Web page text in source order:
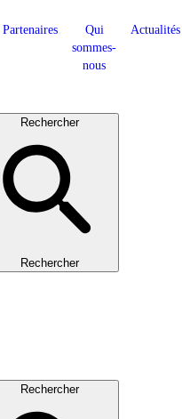
Partenaires
Qui
sommes-
nous
Actualités
Rechercher
Rechercher
Rechercher